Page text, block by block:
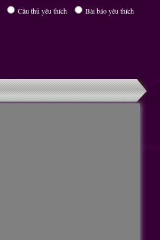
Cầu thủ yêu thích Bài báo yêu thích